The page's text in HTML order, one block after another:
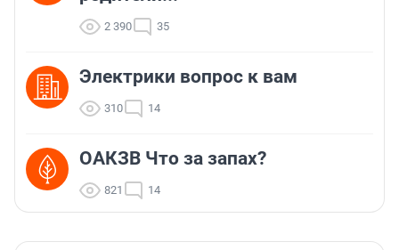
2 390 35
Электрики вопрос к вам
310 14
ОАКЗВ Что за запах?
821 14